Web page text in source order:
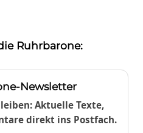
Ruhrbarone:
Newsletter
Aktuelle Texte,
direkt ins Postfach.